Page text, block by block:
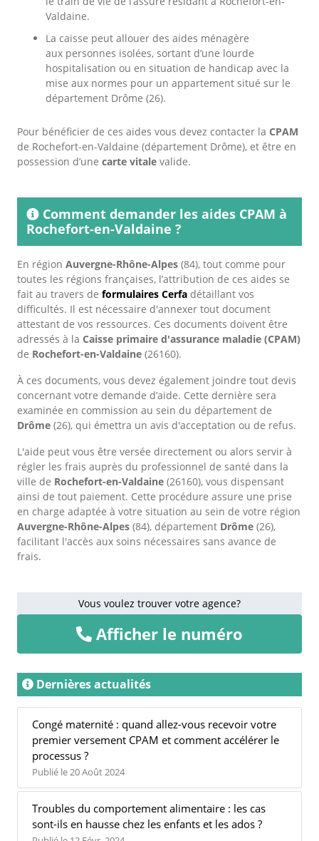
Valdaine.
La caisse peut allouer des aides ménagère
aux personnes isolées, sortant d’une lourde
hospitalisation ou en situation de handicap avec la
mise aux normes pour un appartement situé sur le
département Drôme (26).
Pour bénéficier de ces aides vous devez contacter la CPAM
de Rochefort-en-Valdaine (département Drôme), et être en
possession d’une carte vitale valide.
Comment demander les aides CPAM à
Rochefort-en-Valdaine ?
En région Auvergne-Rhône-Alpes (84), tout comme pour
toutes les régions françaises, l’attribution de ces aides se
fait au travers de formulaires Cerfa détaillant vos
difficultés. Il est nécessaire d'annexer tout document
attestant de vos ressources. Ces documents doivent être
adressés à la Caisse primaire d'assurance maladie (CPAM)
de Rochefort-en-Valdaine (26160).
À ces documents, vous devez également joindre tout devis
concernant votre demande d’aide. Cette dernière sera
examinée en commission au sein du département de
Drôme (26), qui émettra un avis d'acceptation ou de refus.
L'aide peut vous être versée directement ou alors servir à
régler les frais auprès du professionnel de santé dans la
ville de Rochefort-en-Valdaine (26160), vous dispensant
ainsi de tout paiement. Cette procédure assure une prise
en charge adaptée à votre situation au sein de votre région
Auvergne-Rhône-Alpes (84), département Drôme (26),
facilitant l'accès aux soins nécessaires sans avance de
frais.
Vous voulez trouver votre agence?
Afficher le numéro
Dernières actualités
Congé maternité : quand allez-vous recevoir votre
premier versement CPAM et comment accélérer le
processus ?
Publié le 20 Août 2024
Troubles du comportement alimentaire : les cas
sont-ils en hausse chez les enfants et les ados ?